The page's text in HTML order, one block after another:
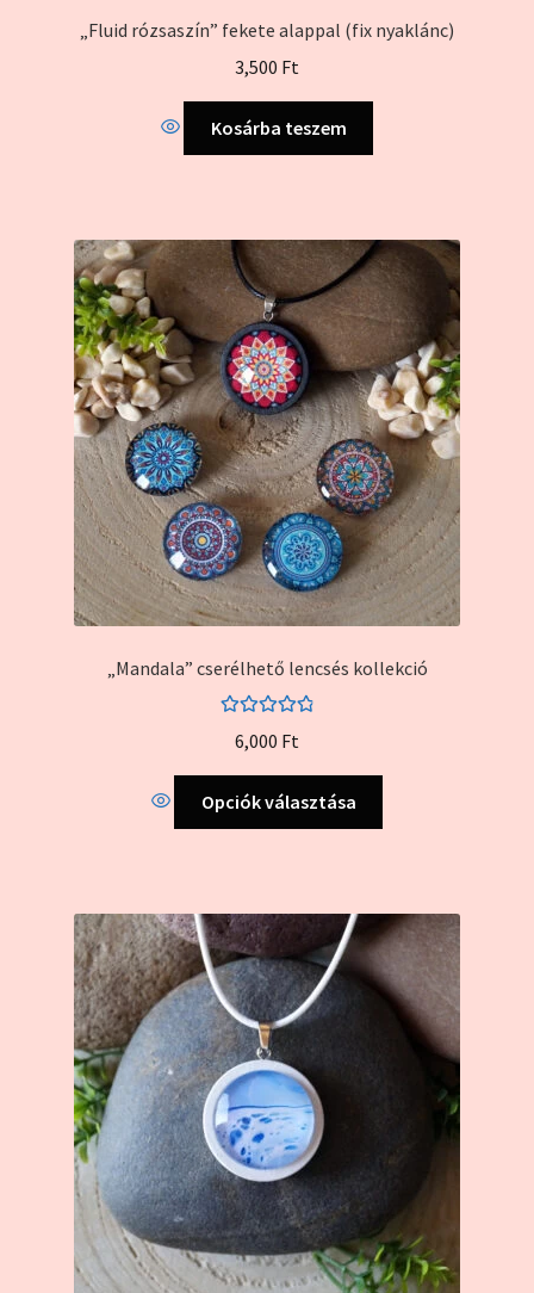
„Fluid rózsaszín” fekete alappal (fix nyaklánc)
3,500 Ft
Kosárba teszem
„Mandala” cserélhető lencsés kollekció
4.96
6,000 Ft
Opciók választása
variációja
van.
változatok
termékoldalon
választhatók